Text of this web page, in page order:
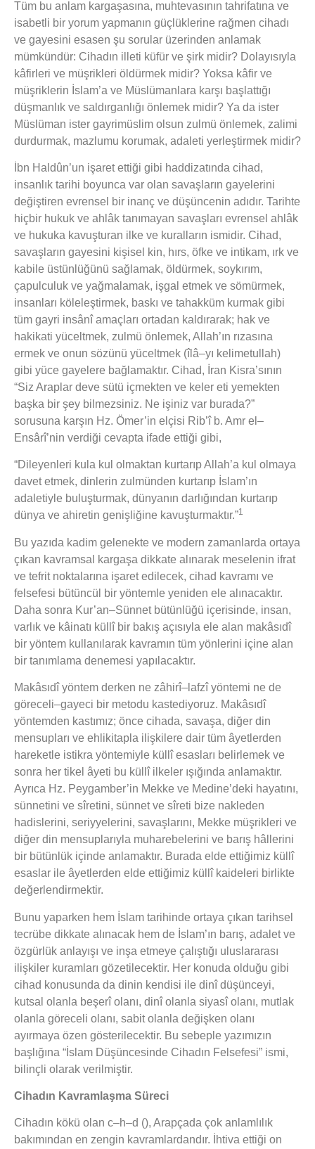
Tüm bu anlam kargaşasına, muhtevasının tahrifatına ve
isabetli bir yorum yapmanın güçlüklerine rağmen cihadı
ve gayesini esasen şu sorular üzerinden anlamak
mümkündür: Cihadın illeti küfür ve şirk midir? Dolayısıyla
kâfirleri ve müşrikleri öldürmek midir? Yoksa kâfir ve
müşriklerin İslam’a ve Müslümanlara karşı başlattığı
düşmanlık ve saldırganlığı önlemek midir? Ya da ister
Müslüman ister gayrimüslim olsun zulmü önlemek, zalimi
durdurmak, mazlumu korumak, adaleti yerleştirmek midir?
İbn Haldûn’un işaret ettiği gibi haddizatında cihad,
insanlık tarihi boyunca var olan savaşların gayelerini
değiştiren evrensel bir inanç ve düşüncenin adıdır. Tarihte
hiçbir hukuk ve ahlâk tanımayan savaşları evrensel ahlâk
ve hukuka kavuşturan ilke ve kuralların ismidir. Cihad,
savaşların gayesini kişisel kin, hırs, öfke ve intikam, ırk ve
kabile üstünlüğünü sağlamak, öldürmek, soykırım,
çapulculuk ve yağmalamak, işgal etmek ve sömürmek,
insanları köleleştirmek, baskı ve tahakküm kurmak gibi
tüm gayri insânî amaçları ortadan kaldırarak; hak ve
hakikati yüceltmek, zulmü önlemek, Allah’ın rızasına
ermek ve onun sözünü yüceltmek (îlâ–yı kelimetullah)
gibi yüce gayelere bağlamaktır. Cihad, İran Kisra’sının
“Siz Araplar deve sütü içmekten ve keler eti yemekten
başka bir şey bilmezsiniz. Ne işiniz var burada?”
sorusuna karşın Hz. Ömer’in elçisi Rib’î b. Amr el–
Ensârî’nin verdiği cevapta ifade ettiği gibi,
“Dileyenleri kula kul olmaktan kurtarıp Allah’a kul olmaya
davet etmek, dinlerin zulmünden kurtarıp İslam’ın
adaletiyle buluşturmak, dünyanın darlığından kurtarıp
dünya ve ahiretin genişliğine kavuşturmaktır.”1
Bu yazıda kadim gelenekte ve modern zamanlarda ortaya
çıkan kavramsal kargaşa dikkate alınarak meselenin ifrat
ve tefrit noktalarına işaret edilecek, cihad kavramı ve
felsefesi bütüncül bir yöntemle yeniden ele alınacaktır.
Daha sonra Kur’an–Sünnet bütünlüğü içerisinde, insan,
varlık ve kâinatı küllî bir bakış açısıyla ele alan makâsıdî
bir yöntem kullanılarak kavramın tüm yönlerini içine alan
bir tanımlama denemesi yapılacaktır.
Makâsıdî yöntem derken ne zâhirî–lafzî yöntemi ne de
göreceli–gayeci bir metodu kastediyoruz. Makâsıdî
yöntemden kastımız; önce cihada, savaşa, diğer din
mensupları ve ehlikitapla ilişkilere dair tüm âyetlerden
hareketle istikra yöntemiyle küllî esasları belirlemek ve
sonra her tikel âyeti bu küllî ilkeler ışığında anlamaktır.
Ayrıca Hz. Peygamber’in Mekke ve Medine’deki hayatını,
sünnetini ve sîretini, sünnet ve sîreti bize nakleden
hadislerini, seriyyelerini, savaşlarını, Mekke müşrikleri ve
diğer din mensuplarıyla muharebelerini ve barış hâllerini
bir bütünlük içinde anlamaktır. Burada elde ettiğimiz küllî
esaslar ile âyetlerden elde ettiğimiz küllî kaideleri birlikte
değerlendirmektir.
Bunu yaparken hem İslam tarihinde ortaya çıkan tarihsel
tecrübe dikkate alınacak hem de İslam’ın barış, adalet ve
özgürlük anlayışı ve inşa etmeye çalıştığı uluslararası
ilişkiler kuramları gözetilecektir. Her konuda olduğu gibi
cihad konusunda da dinin kendisi ile dinî düşünceyi,
kutsal olanla beşerî olanı, dinî olanla siyasî olanı, mutlak
olanla göreceli olanı, sabit olanla değişken olanı
ayırmaya özen gösterilecektir. Bu sebeple yazımızın
başlığına “İslam Düşüncesinde Cihadın Felsefesi” ismi,
bilinçli olarak verilmiştir.
Cihadın Kavramlaşma Süreci
Cihadın kökü olan c–h–d (), Arapçada çok anlamlılık
bakımından en zengin kavramlardandır. İhtiva ettiği on